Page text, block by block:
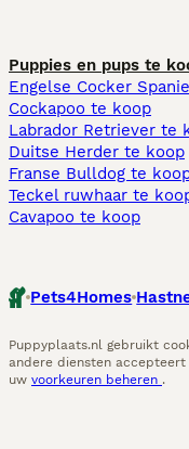
Puppies en pups te
Engelse Cocker
Cockapoo te koop
Labrador Retriever te
Duitse Herder te koop
Franse Bulldog te
Teckel ruwhaar te
Cavapoo te koop
Pets4Homes
Puppyplaats.nl gebruikt
andere diensten accepteert
uw voorkeuren beheren .